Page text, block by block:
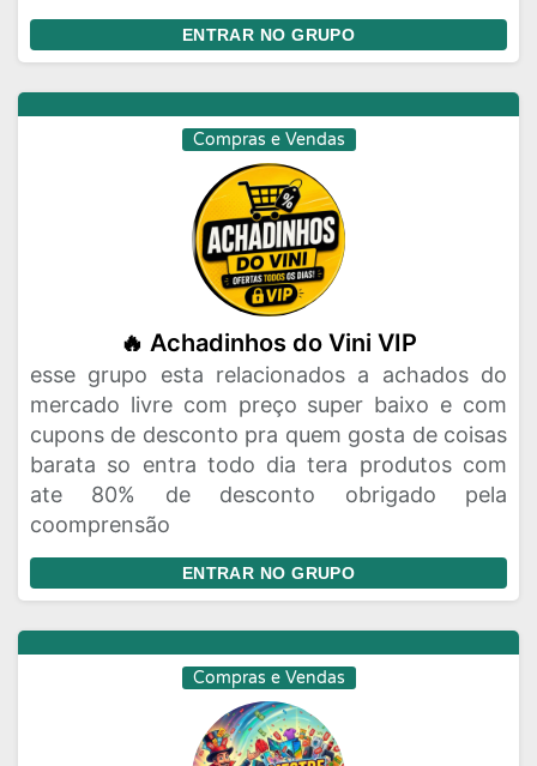
ENTRAR NO GRUPO
Compras e Vendas
🔥 Achadinhos do Vini VIP
esse grupo esta relacionados a achados do
mercado livre com preço super baixo e com
cupons de desconto pra quem gosta de coisas
barata so entra todo dia tera produtos com
ate 80% de desconto obrigado pela
coomprensão
ENTRAR NO GRUPO
Compras e Vendas